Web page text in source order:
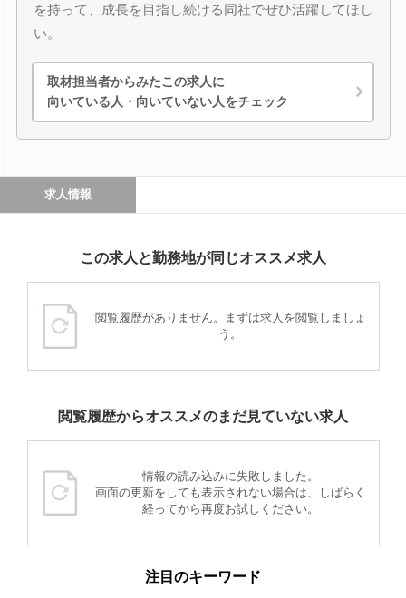
を持って、成長を目指し続ける同社でぜひ活躍してほし
い。
取材担当者からみたこの求人に
向いている人・向いていない人をチェック
求人情報
この求人と勤務地が同じオススメ求人
閲覧履歴がありません。まずは求人を閲覧しましょ
う。
閲覧履歴からオススメのまだ見ていない求人
情報の読み込みに失敗しました。
画面の更新をしても表示されない場合は、しばらく
経ってから再度お試しください。
注目のキーワード